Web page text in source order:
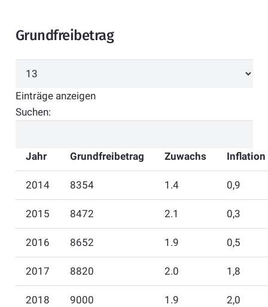
Grundfreibetrag
Einträge anzeigen
Suchen:
Jahr Grundfreibetrag Zuwachs Inflation
2014 8354 1.4 0,9
2015 8472 2.1 0,3
2016 8652 1.9 0,5
2017 8820 2.0 1,8
2018 9000 1.9 2,0